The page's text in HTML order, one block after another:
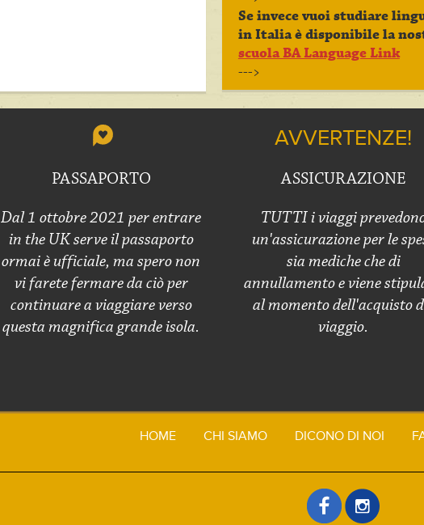
Se invece vuoi studiare
in Italia è disponibile la
scuola BA Language Link
--->
AVVERTENZE!
PASSAPORTO
Dal 1 ottobre 2021 per entrare
in the UK serve il passaporto
ormai è ufficiale, ma spero non
vi farete fermare da ciò per
continuare a viaggiare verso
questa magnifica grande isola.
ASSICURAZIONE
TUTTI i viaggi
un'assicurazione per le
sia mediche che di
annullamento e viene
al momento dell'acquisto
viaggio.
HOME CHI SIAMO DICONO DI NOI